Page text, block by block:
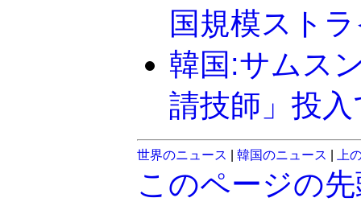
国規模スト
韓国:サムス
請技師」投
世界のニュース 韓国のニュース 上
このページの